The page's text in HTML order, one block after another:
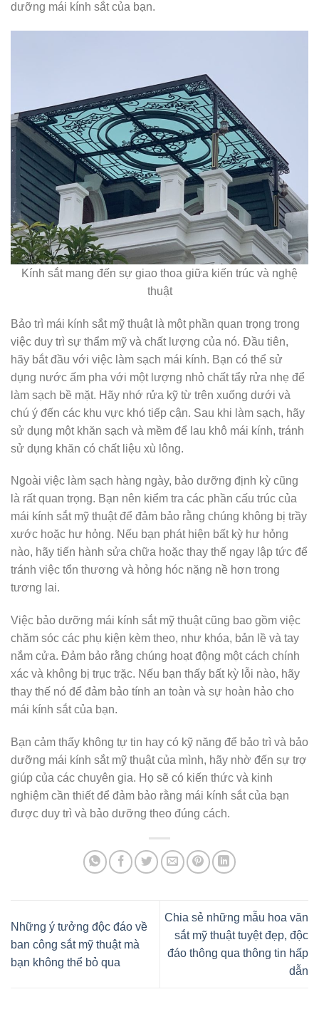
dưỡng mái kính sắt của bạn.
Kính sắt mang đến sự giao thoa giữa kiến trúc và nghệ
thuật
Bảo trì mái kính sắt mỹ thuật là một phần quan trọng trong
việc duy trì sự thẩm mỹ và chất lượng của nó. Đầu tiên,
hãy bắt đầu với việc làm sạch mái kính. Bạn có thể sử
dụng nước ấm pha với một lượng nhỏ chất tẩy rửa nhẹ để
làm sạch bề mặt. Hãy nhớ rửa kỹ từ trên xuống dưới và
chú ý đến các khu vực khó tiếp cận. Sau khi làm sạch, hãy
sử dụng một khăn sạch và mềm để lau khô mái kính, tránh
sử dụng khăn có chất liệu xù lông.
Ngoài việc làm sạch hàng ngày, bảo dưỡng định kỳ cũng
là rất quan trọng. Bạn nên kiểm tra các phần cấu trúc của
mái kính sắt mỹ thuật để đảm bảo rằng chúng không bị trầy
xước hoặc hư hỏng. Nếu bạn phát hiện bất kỳ hư hỏng
nào, hãy tiến hành sửa chữa hoặc thay thế ngay lập tức để
tránh việc tổn thương và hỏng hóc nặng nề hơn trong
tương lai.
Việc bảo dưỡng mái kính sắt mỹ thuật cũng bao gồm việc
chăm sóc các phụ kiện kèm theo, như khóa, bản lề và tay
nắm cửa. Đảm bảo rằng chúng hoạt động một cách chính
xác và không bị trục trặc. Nếu bạn thấy bất kỳ lỗi nào, hãy
thay thế nó để đảm bảo tính an toàn và sự hoàn hảo cho
mái kính sắt của bạn.
Bạn cảm thấy không tự tin hay có kỹ năng để bảo trì và bảo
dưỡng mái kính sắt mỹ thuật của mình, hãy nhờ đến sự trợ
giúp của các chuyên gia. Họ sẽ có kiến thức và kinh
nghiệm cần thiết để đảm bảo rằng mái kính sắt của bạn
được duy trì và bảo dưỡng theo đúng cách.
Những ý tưởng độc đáo về
ban công sắt mỹ thuật mà
bạn không thể bỏ qua
Chia sẻ những mẫu hoa văn
sắt mỹ thuật tuyệt đẹp, độc
đáo thông qua thông tin hấp
dẫn